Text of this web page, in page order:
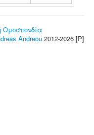
Ομοσπονδία
Andreou 2012-2026 [P]